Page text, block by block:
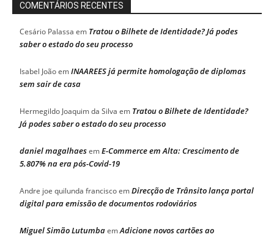
COMENTÁRIOS RECENTES
Cesário Palassa em Tratou o Bilhete de Identidade? Já podes
saber o estado do seu processo
Isabel JoãoemINAAREES já permite homologação de diplomas
sem sair de casa
Hermegildo Joaquim da Silva em Tratou o Bilhete de Identidade?
Já podes saber o estado do seu processo
daniel magalhaesemE-Commerce em Alta: Crescimento de
5.807% na era pós-Covid-19
Andre joe quilunda franciscoemDirecção de Trânsito lança portal
digital para emissão de documentos rodoviários
Miguel Simão LutumbaemAdicione novos cartões ao